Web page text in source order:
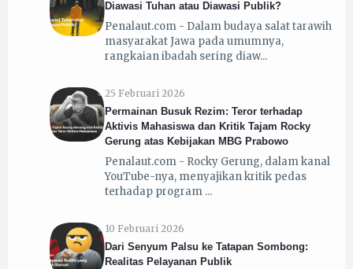
Diawasi Tuhan atau Diawasi Publik?
Penalaut.com - Dalam budaya salat tarawih
masyarakat Jawa pada umumnya,
rangkaian ibadah sering diaw
25 Februari 2026
Permainan Busuk Rezim: Teror terhadap
Aktivis Mahasiswa dan Kritik Tajam Rocky
Gerung atas Kebijakan MBG Prabowo
Penalaut.com - Rocky Gerung, dalam kanal
YouTube-nya, menyajikan kritik pedas
terhadap program
10 Februari 2026
Dari Senyum Palsu ke Tatapan Sombong:
Realitas Pelayanan Publik